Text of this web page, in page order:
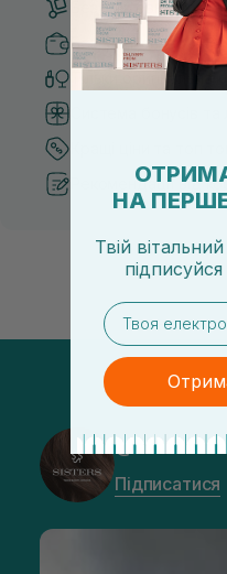
Безкоштовна
Безпечні способи
Тільки оригінальна
Система бонусів та
Рекомендації від
Підписатися
НА
Твій
підписуйся
email